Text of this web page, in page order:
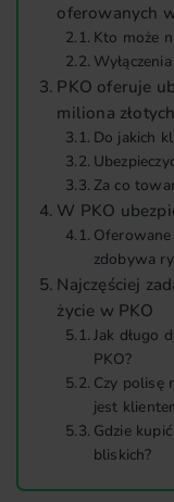
oferowanych
Kto może
PKO oferuje
miliona złotych
Do jakich
Za co
W PKO
Oferowane
zdobywa
Najczęściej
życie w PKO
Jak długo
PKO?
Czy polisę
jest
Gdzie
bliskich?